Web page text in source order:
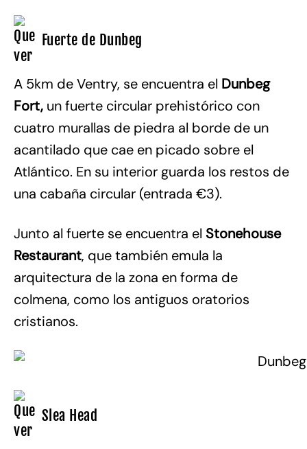
Fuerte de Dunbeg
A 5km de Ventry, se encuentra el Dunbeg
Fort, un fuerte circular prehistórico con
cuatro murallas de piedra al borde de un
acantilado que cae en picado sobre el
Atlántico. En su interior guarda los restos de
una cabaña circular (entrada €3).
Junto al fuerte se encuentra el Stonehouse
Restaurant, que también emula la
arquitectura de la zona en forma de
colmena, como los antiguos oratorios
cristianos.
Slea Head